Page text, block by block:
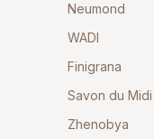
Neumond
WADI
Finigrana
Savon du Midi
Zhenobya